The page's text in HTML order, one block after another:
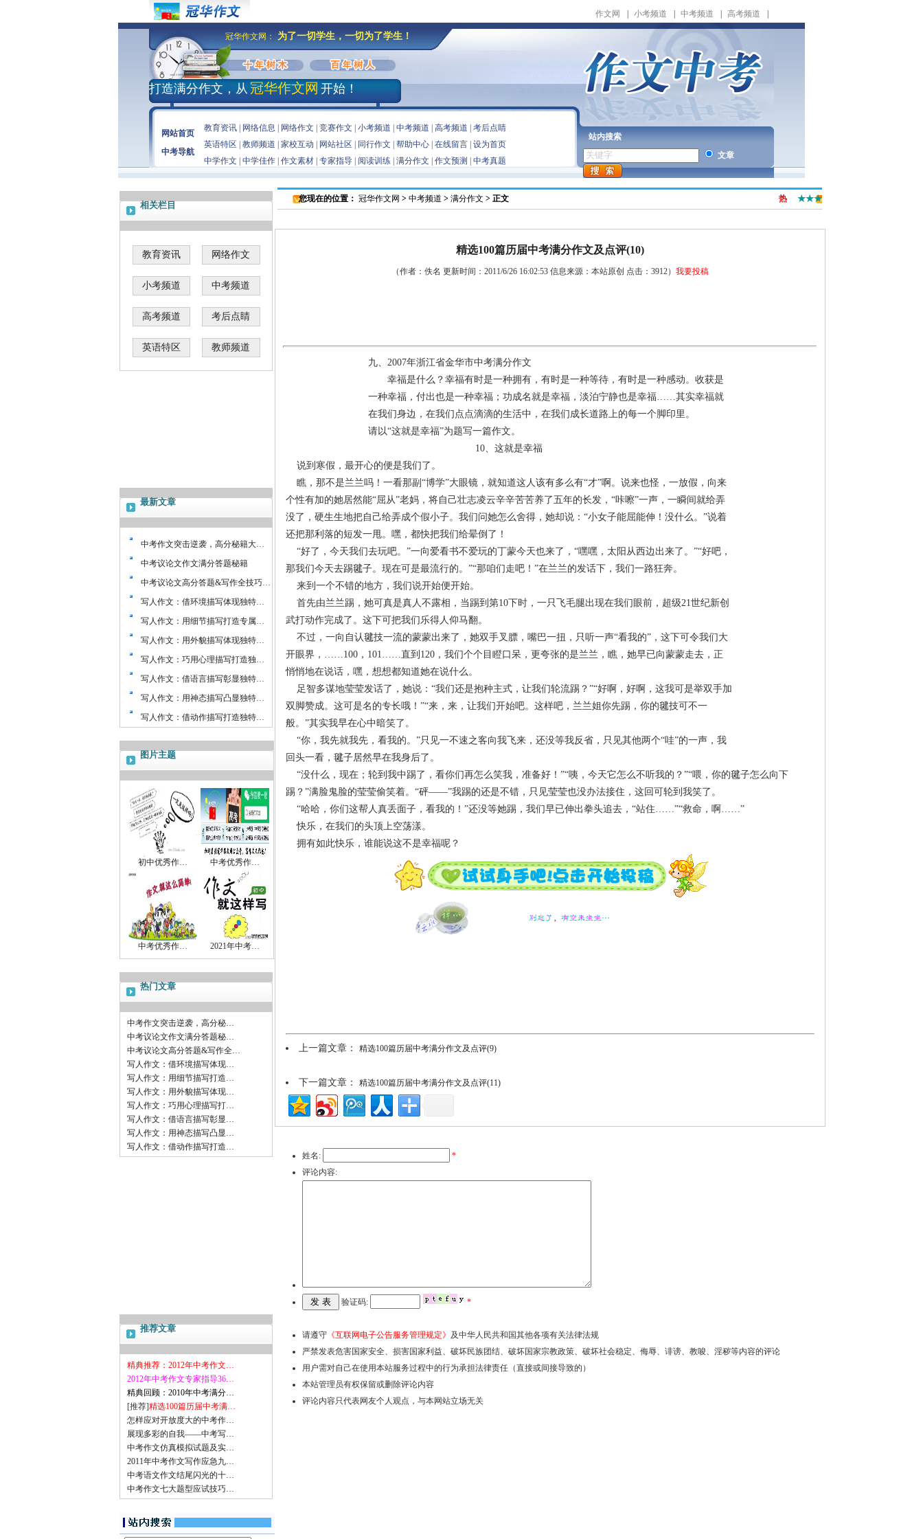
作文网 小考频道 中考频道 高考频道
冠华作文网： 为了一切学生，一切为了学生！
打造满分作文，从 冠华作文网 开始！
网站首页
中考导航
教育资讯| 网络信息 网络作文 竞赛作文 小考频道 中考频道 高考频道
考后点睛
英语特区
教师频道 家校互动 网站社区 同行作文 帮助中心| 在线留言| 设为首页
中学作文
中学佳作| 作文素材| 专家指导| 阅读训练| 满分作文 作文预测 中考真题
站内搜索
文章
相关栏目
教育资讯 网络作文
小考频道 中考频道
高考频道 考后点睛
英语特区 教师频道
最新文章
中考作文突击逆袭，高分秘籍大…
中考议论文作文满分答题秘籍
中考议论文高分答题&写作全技巧…
写人作文：借环境描写体现独特…
写人作文：用细节描写打造专属…
写人作文：用外貌描写体现独特…
写人作文：巧用心理描写打造独…
写人作文：借语言描写彰显独特…
写人作文：用神态描写凸显独特…
写人作文：借动作描写打造独特…
图片主题
初中优秀作… 中考优秀作…
中考优秀作… 2021年中考…
热门文章
中考作文突击逆袭，高分秘…
中考议论文作文满分答题秘…
中考议论文高分答题&写作全…
写人作文：借环境描写体现…
写人作文：用细节描写打造…
写人作文：用外貌描写体现…
写人作文：巧用心理描写打…
写人作文：借语言描写彰显…
写人作文：用神态描写凸显…
写人作文：借动作描写打造…
推荐文章
精典推荐：2012年中考作文…
2012年中考作文专家指导36…
精典回顾：2010年中考满分…
[推荐]精选100篇历届中考满…
怎样应对开放度大的中考作…
展现多彩的自我——中考写…
中考作文仿真模拟试题及实…
2011年中考作文写作应急九…
中考语文作文结尾闪光的十…
中考作文七大题型应试技巧…
您现在的位置： 冠华作文网 > 中考频道 > 满分作文 > 正文 热 ★★★
精选100篇历届中考满分作文及点评(10)
（作者：佚名 更新时间：2011/6/26 16:02:53 信息来源：本站原创 点击： 3912） 我要投稿
九、 2007年浙江省金华市中考满分作文
幸福是什么？幸福有时是一种拥有，有时是一种等待，有时是一种感动。收获是
一种幸福，付出也是一种幸福；功成名就是幸福，淡泊宁静也是幸福……其实幸福就
在我们身边，在我们点点滴滴的生活中，在我们成长道路上的每一个脚印里。
请以“这就是幸福”为题写一篇作文。
10、这就是幸福
说到寒假，最开心的便是我们了。
瞧，那不是兰兰吗！一看那副“博学”大眼镜，就知道这人该有多么有“才”啊。说来也怪，一放假，向来
个性有加的她居然能“屈从”老妈，将自己壮志凌云辛辛苦苦养了五年的长发，“咔嚓”一声，一瞬间就给弄
没了，硬生生地把自己给弄成个假小子。我们问她怎么舍得，她却说：“小女子能屈能伸！没什么。”说着
还把那利落的短发一甩。嘿，都快把我们给晕倒了！
“好了，今天我们去玩吧。”一向爱看书不爱玩的丁蒙今天也来了，“嘿嘿，太阳从西边出来了。”“好吧，
那我们今天去踢毽子。现在可是最流行的。”“那咱们走吧！”在兰兰的发话下，我们一路狂奔。
来到一个不错的地方，我们说开始便开始。
首先由兰兰踢，她可真是真人不露相，当踢到第10下时，一只飞毛腿出现在我们眼前，超级21世纪新创
武打动作完成了。这下可把我们乐得人仰马翻。
不过，一向自认毽技一流的蒙蒙出来了，她双手叉膘，嘴巴一扭，只听一声“看我的”，这下可令我们大
开眼界，……100， 101……直到 120，我们个个目瞪口呆，更夸张的是兰兰，瞧，她早已向蒙蒙走去，正
悄悄地在说话，嘿，想想都知道她在说什么。
足智多谋地莹莹发话了，她说：“我们还是抱种主式，让我们轮流踢？”“好啊，好啊，这我可是举双手加
双脚赞成。这可是名的专长哦！”“来，来，让我们开始吧。这样吧，兰兰姐你先踢，你的毽技可不一
般。”其实我早在心中暗笑了。
“你，我先就我先，看我的。”只见一不速之客向我飞来，还没等我反省，只见其他两个“哇”的一声，我
回头一看，毽子居然早在我身后了。
“没什么，现在；轮到我中踢了，看你们再怎么笑我，准备好！”“咦，今天它怎么不听我的？”“喂，你的毽子怎么向下
踢？”满脸鬼脸的莹莹偷笑着。“砰——”我踢的还是不错，只见莹莹也没办法接住，这回可轮到我笑了。
“哈哈，你们这帮人真丢面子，看我的！”还没等她踢，我们早已伸出拳头追去，“站住……”“救命，啊……”
快乐，在我们的头顶上空荡漾。
拥有如此快乐，谁能说这不是幸福呢？
上一篇文章： 精选100篇历届中考满分作文及点评(9)
下一篇文章： 精选100篇历届中考满分作文及点评(11)
姓名:
*
评论内容:
验证码: *
请遵守《互联网电子公告服务管理规定》 及中华人民共和国其他各项有关法律法规
严禁发表危害国家安全、损害国家利益、破坏民族团结、破坏国家宗教政策、破坏社会稳定、侮辱、诽谤、教唆、淫秽等内容的评论
用户需对自己在使用本站服务过程中的行为承担法律责任（直接或间接导致的）
本站管理员有权保留或删除评论内容
评论内容只代表网友个人观点，与本网站立场无关